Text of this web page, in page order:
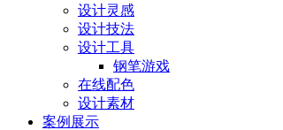
设计灵感
设计技法
设计工具
钢笔游戏
在线配色
设计素材
案例展示